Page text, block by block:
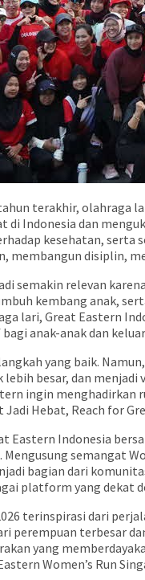
terakhir, olahraga
Indonesia dan
kesehatan, serta
membangun disiplin,
semakin relevan
kembang anak,
lari, Great Eastern
anak-anak dan
yang baik.
besar, dan
ingin
Hebat, Reach for
Indonesia
semangat
bagian dari
platform yang dekat
terinspirasi dari
perempuan terbesar
yang
Women’s Run